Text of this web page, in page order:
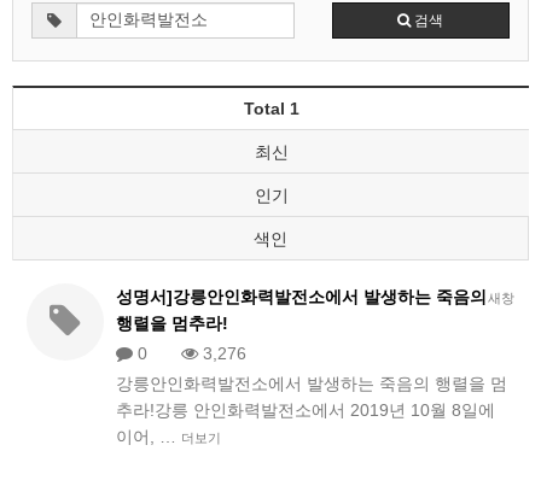
검색
Total 1
최신
인기
색인
새창
성명서]강릉안인화력발전소에서 발생하는 죽음의
행렬을 멈추라!
0
3,276
강릉안인화력발전소에서 발생하는 죽음의 행렬을 멈
추라!강릉 안인화력발전소에서 2019년 10월 8일에
이어, …
더보기